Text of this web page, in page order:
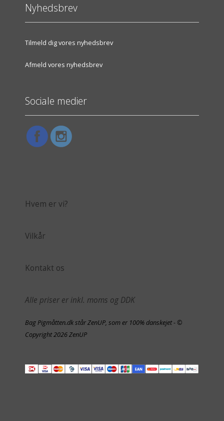
Nyhedsbrev
Tilmeld dig vores nyhedsbrev
Afmeld vores nyhedsbrev
Sociale medier
Hvem er vi?
Vilkår
Kontakt os
Alle priser er inkl. moms og DDK
Bag Pigmåtten.dk står ZenUP, som er 100% danskejet - ©
Copyright 2026 ZenUP